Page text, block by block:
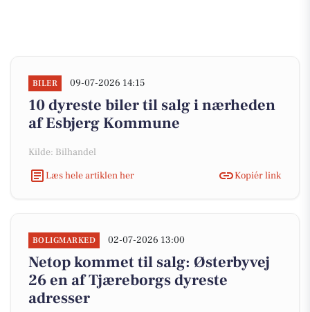
BILER 09-07-2026 14:15
10 dyreste biler til salg i nærheden
af Esbjerg Kommune
Kilde: Bilhandel
Læs hele artiklen her
Kopiér link
BOLIGMARKED 02-07-2026 13:00
Netop kommet til salg: Østerbyvej
26 en af Tjæreborgs dyreste
adresser